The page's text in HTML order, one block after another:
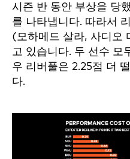
시즌 반 동안 부상을 당
를 나타냅니다. 따라서
(모하메드 살라, 사디오
고 있습니다. 두 선수 모
우 리버풀은 2.25점 더
다.